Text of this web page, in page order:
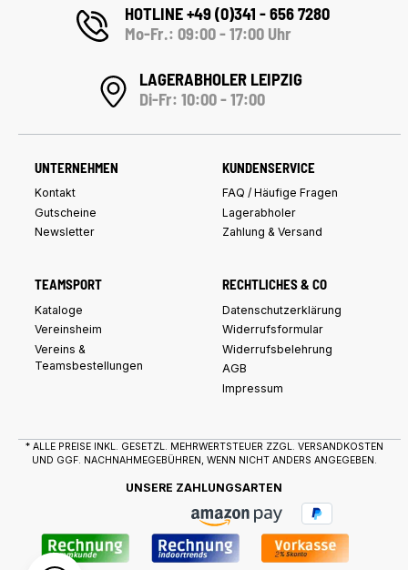
HOTLINE +49 (0)341 - 656 7280
Mo-Fr.: 09:00 - 17:00 Uhr
LAGERABHOLER LEIPZIG
Di-Fr: 10:00 - 17:00
UNTERNEHMEN
Kontakt
Gutscheine
Newsletter
KUNDENSERVICE
FAQ / Häufige Fragen
Lagerabholer
Zahlung & Versand
TEAMSPORT
Kataloge
Vereinsheim
Vereins &
Teamsbestellungen
RECHTLICHES & CO
Datenschutzerklärung
Widerrufsformular
Widerrufsbelehrung
AGB
Impressum
* ALLE PREISE INKL. GESETZL. MEHRWERTSTEUER ZZGL. VERSANDKOSTEN
UND GGF. NACHNAHMEGEBÜHREN, WENN NICHT ANDERS ANGEGEBEN.
UNSERE ZAHLUNGSARTEN